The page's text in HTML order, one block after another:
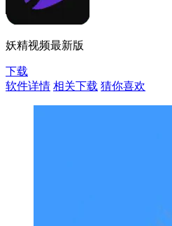
妖精视频最新版
下载
软件详情 相关下载 猜你喜欢